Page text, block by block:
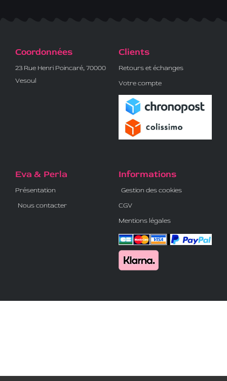
Coordonnées
23 Rue Henri Poincaré, 70000
Vesoul
Clients
Retours et échanges
Votre compte
Eva & Perla
Présentation
Nous contacter
Informations
Gestion des cookies
CGV
Mentions légales